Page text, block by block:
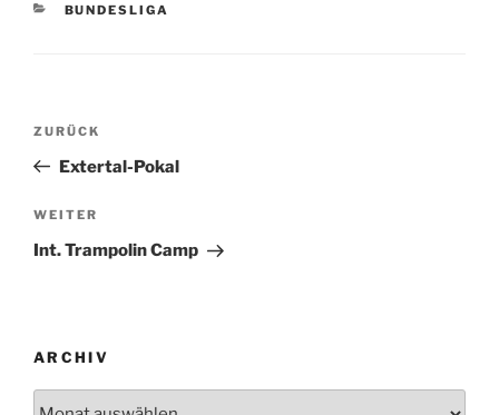
KATEGORIEN
BUNDESLIGA
Beitragsnavigation
Vorheriger
Beitrag
ZURÜCK
Extertal-Pokal
Nächster
Beitrag
WEITER
Int. Trampolin Camp
ARCHIV